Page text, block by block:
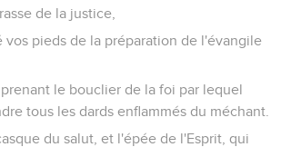
de la justice,
vos pieds de la préparation de l'évangile
le bouclier de la foi par lequel
tous les dards enflammés du méchant.
du salut, et l'épée de l'Esprit, qui